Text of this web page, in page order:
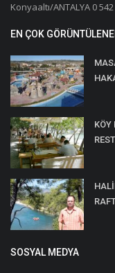
Konyaaltı/ANTALYA 0
EN ÇOK
KÖY
SOSYAL MEDYA